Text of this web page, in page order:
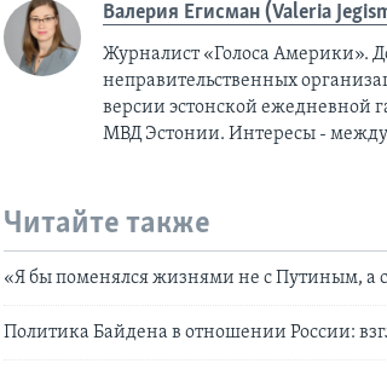
Валерия Егисман (Valeria
Журналист «Голоса Америки».
неправительственных
версии эстонской ежедневной
МВД Эстонии. Интересы -
Читайте также
«Я бы поменялся жизнями не с Путиным, а
Политика Байдена в отношении России: